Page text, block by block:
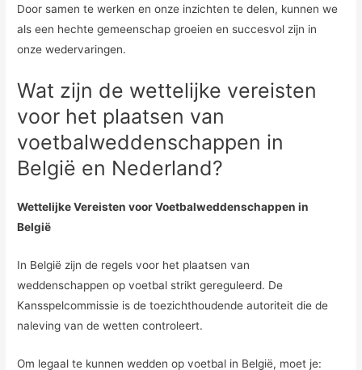
Door samen te werken en onze inzichten te delen, kunnen we
als een hechte gemeenschap groeien en succesvol zijn in
onze wedervaringen.
Wat zijn de wettelijke vereisten
voor het plaatsen van
voetbalweddenschappen in
België en Nederland?
Wettelijke Vereisten voor Voetbalweddenschappen in
België
In België zijn de regels voor het plaatsen van
weddenschappen op voetbal strikt gereguleerd. De
Kansspelcommissie is de toezichthoudende autoriteit die de
naleving van de wetten controleert.
Om legaal te kunnen wedden op voetbal in België, moet je: